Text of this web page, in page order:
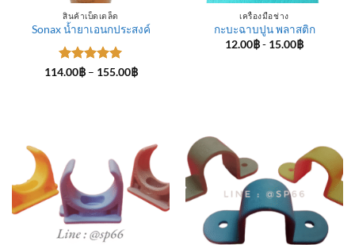
สินค้าเบ็ดเตล็ด
Sonax น้ำยาเอนกประสงค์
ให้คะแนน
114.00฿ – 155.00฿Price
เครื่องมือช่าง
กะบะฉาบปูน พลาสติก
12.00฿- 15.00฿